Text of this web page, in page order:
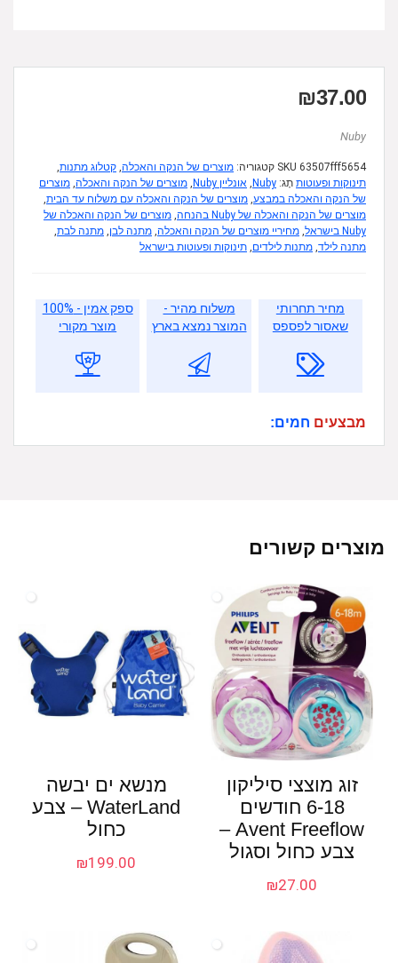
₪37.00
Nuby
SKU 63507fff5654 קטגוריה: מוצרים של הנקה והאכלה, קטלוג מתנות,
תינוקות ופעוטות תָג: Nuby
, אונליין Nuby , מוצרים של הנקה והאכלה, מוצרים
של הנקה והאכלה במבצע, מוצרים של הנקה והאכלה עם משלוח עד הבית,
מוצרים של הנקה והאכלה של Nuby בהנחה
, מוצרים של הנקה והאכלה של
Nuby בישראל
, מחיריי מוצרים של הנקה והאכלה, מתנה לבן, מתנה לבת,
מתנה לילד, מתנות לילדים, תינוקות ופעוטות בישראל
מחיר תחרותי
שאסור לפספס
משלוח מהיר -
המוצר נמצא בארץ
ספק אמין - 100%
מוצר מקורי
מבצעים חמים:
מוצרים קשורים
זוג מוצצי סיליקון
6-18 חודשים
Avent Freeflow –
צבע כחול וסגול
₪27.00
מנשא ים יבשה
WaterLand – צבע
כחול
₪199.00